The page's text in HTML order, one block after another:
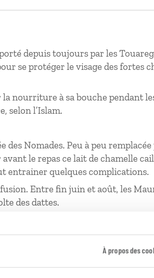
À propos des
depuis toujours par les
se protéger le visage des fortes
nourriture à sa bouche pendant
selon l’Islam.
des Nomades. Peu à peu remplacée
le repas ce lait de chamelle
entrainer quelques complications.
Entre fin juin et août, les
des dattes.
technique ancestrale pour faire